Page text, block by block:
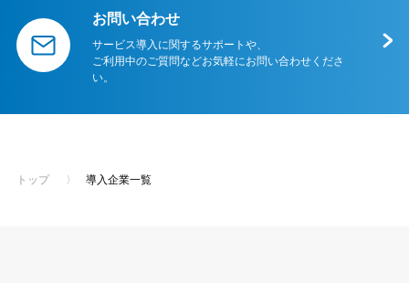
お問い合わせ
サービス導入に関するサポートや、
ご利用中のご質問などお気軽にお問い合わせくださ
い。
トップ 〉 導入企業一覧